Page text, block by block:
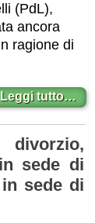
(PdL),
ancora
ragione di
Leggi tutto…
divorzio,
sede di
sede di